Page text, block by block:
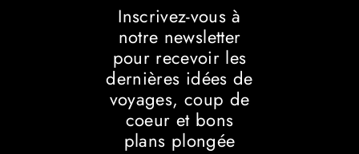
Inscrivez-vous à
notre newsletter
pour recevoir les
dernières idées de
voyages, coup de
coeur et bons
plans plongée